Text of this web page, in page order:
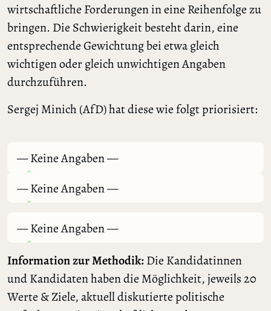
wirtschaftliche Forderungen in eine Reihenfolge zu
bringen. Die Schwierigkeit besteht darin, eine
entsprechende Gewichtung bei etwa gleich
wichtigen oder gleich unwichtigen Angaben
durchzuführen.
Sergej Minich (AfD) hat diese wie folgt priorisiert:
— Keine Angaben —
— Keine Angaben —
— Keine Angaben —
Information zur Methodik:Die Kandidatinnen
und Kandidaten haben die Möglichkeit, jeweils 20
Werte & Ziele, aktuell diskutierte politische